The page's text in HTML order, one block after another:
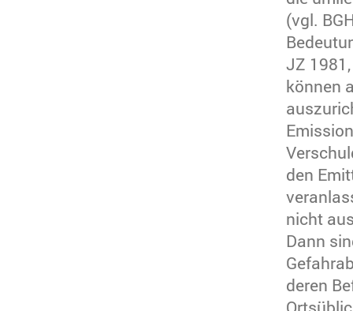
(vgl.
JZ
können
den
nicht
Dann
deren